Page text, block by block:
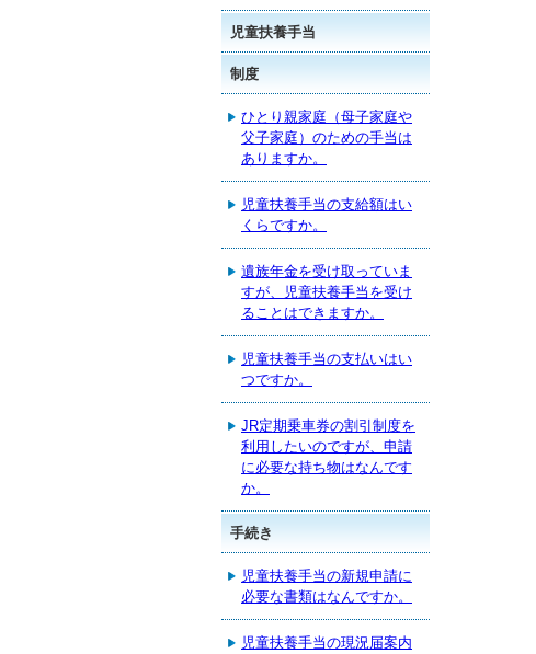
児童扶養手当
制度
ひとり親家庭（母子家庭や
父子家庭）のための手当は
ありますか。
児童扶養手当の支給額はい
くらですか。
遺族年金を受け取っていま
すが、児童扶養手当を受け
ることはできますか。
児童扶養手当の支払いはい
つですか。
JR定期乗車券の割引制度を
利用したいのですが、申請
に必要な持ち物はなんです
か。
手続き
児童扶養手当の新規申請に
必要な書類はなんですか。
児童扶養手当の現況届案内